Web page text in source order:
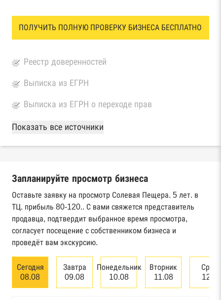
ПОЛУЧИТЬ ПОЛНУЮ ПРОВЕРКУ БИЗНЕСА БЕСПЛАТНО
Реестр доверенностей
Выписка из ЕГРН
Выписка из ЕГРН о переходе прав
База Росстата
Реестры ЕГРЮЛ и ЕГРИП Федеральной
Реестр государственных контрактов
Федерального казначейства
Картотека арбитражных дел Высшего
арбитражного суда
Единый федеральный реестр сведений о
банкротстве юридических лиц
Показать все источники
Запланируйте просмотр бизнеса
Оставьте заявку на просмотр Солевая Пещера. 5 лет. в
ТЦ. прибыль 80-120.. С вами свяжется представитель
продавца, подтвердит выбранное время просмотра,
согласует посещение с собственником бизнеса и
проведёт вам экскурсию.
Сегодня
08.08
Завтра
09.08
Понедельник
10.08
Вторник
11.08
12.08